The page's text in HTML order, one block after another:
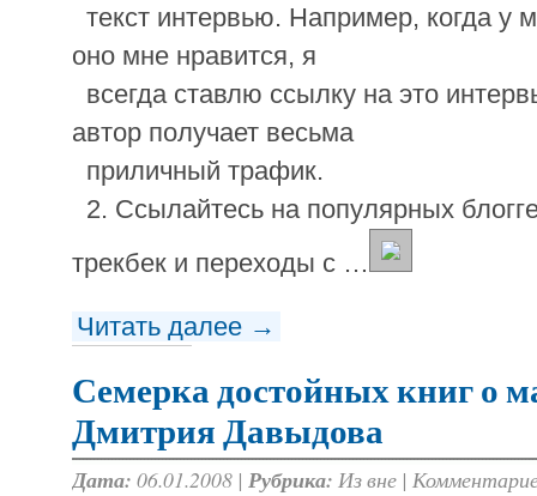
текст интервью. Например, когда у
оно мне нравится, я
всегда ставлю ссылку на это
автор получает весьма
приличный трафик.
2. Ссылайтесь на популярных
трекбек и переходы с …
Читать далее →
Семерка достойных книг о
Дмитрия Давыдова
Дата: 06.01.2008 | Рубрика: Из вне |